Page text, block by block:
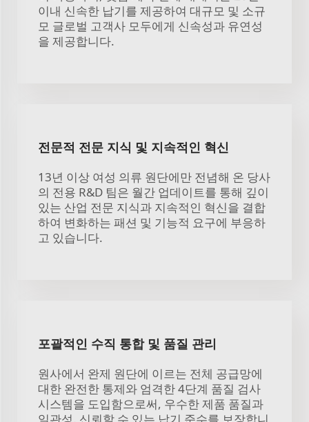
이내 신속한 납기를 제공하여 대규모 및 소규
모 글로벌 고객사 모두에게 신속성과 유연성
을 제공합니다.
전문적 전문 지식 및 지속적인 혁신
13년 이상 여성 의류 원단에만 전념해 온 당사
의 전용 R&D 팀은 월간 업데이트를 통해 깊이
있는 산업 전문 지식과 지속적인 혁신을 결합
하여 변화하는 패션 및 기능적 요구에 부응하
고 있습니다.
포괄적인 수직 통합 및 품질 관리
원사에서 완제 원단에 이르는 전체 공급망에
대한 완전한 통제와 엄격한 4단계 품질 검사
시스템을 도입함으로써, 우수한 제품 품질과